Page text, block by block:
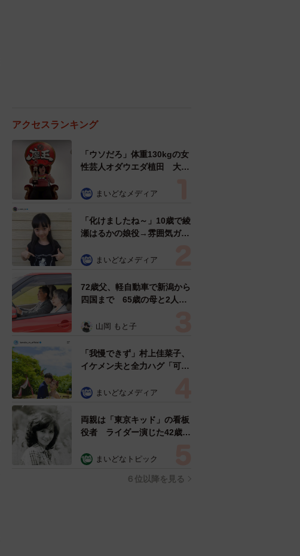
アクセスランキング
「ウソだろ」体重130kgの女
性芸人オダウエダ植田 大学
で」 まいどなメディア
「化けましたね～」10歳で綾
瀬はるかの娘役→雰囲気ガラ
雰囲気が」「宝塚に入れそ
まいどなメディア
72歳父、軽自動車で新潟から
四国まで 65歳の母と2人で
憩まで分刻み… 「大学生で
山岡 もと子
「我慢できず」村上佳菜子、
イケメン夫と全力ハグ「可愛
まいどなメディア
両親は「東京キッド」の看板
役者 ライダー演じた42歳元
ングフォト」計画を明言
まいどなトピック
６位以降を見る